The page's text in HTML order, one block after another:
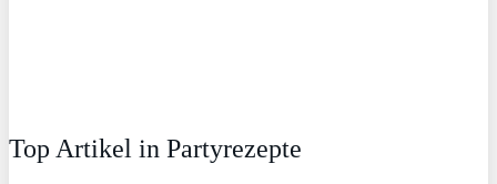
Top Artikel in Partyrezepte